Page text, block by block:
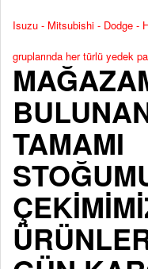
Isuzu - Mitsubishi - Dodge -
gruplarında her türlü yedek
TAMAMI